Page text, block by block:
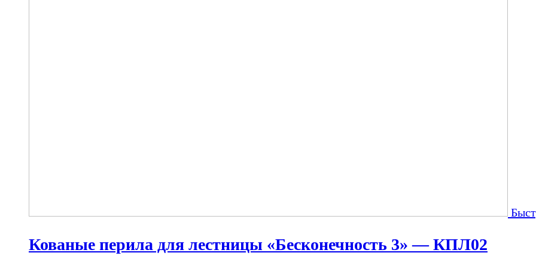
Кованые перила для лестницы «Бесконечность 3» — КПЛ02